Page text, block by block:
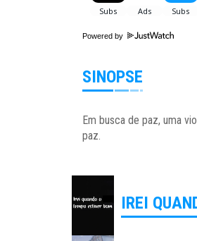
Powered by
SINOPSE
Em busca de paz, uma
paz.
IREI